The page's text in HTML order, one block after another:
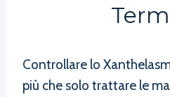
Controllare lo
più che solo trattare le